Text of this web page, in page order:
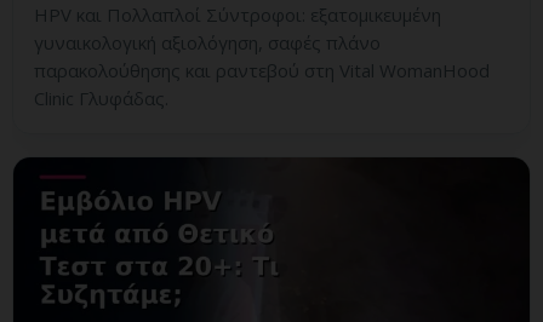
HPV και Πολλαπλοί Σύντροφοι: εξατομικευμένη
γυναικολογική αξιολόγηση, σαφές πλάνο
παρακολούθησης και ραντεβού στη Vital WomanHood
Clinic Γλυφάδας.